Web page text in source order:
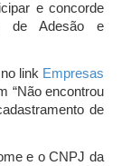
e concorde
de Adesão e
link Empresas
“Não encontrou
de
e o CNPJ da